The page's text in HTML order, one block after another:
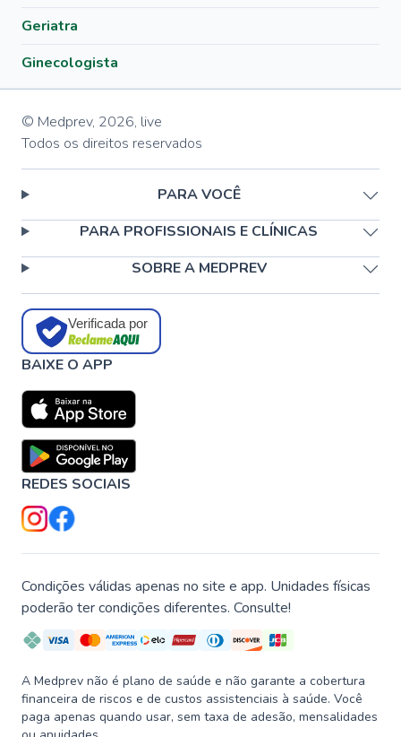
Geriatra
Ginecologista
© Medprev, 2026, live
Todos os direitos reservados
PARA VOCÊ
PARA PROFISSIONAIS E CLÍNICAS
SOBRE A MEDPREV
Verificada por
BAIXE O APP
REDES SOCIAIS
Condições válidas apenas no site e app. Unidades físicas
poderão ter condições diferentes. Consulte!
A Medprev não é plano de saúde e não garante a cobertura
financeira de riscos e de custos assistenciais à saúde. Você
paga apenas quando usar, sem taxa de adesão, mensalidades